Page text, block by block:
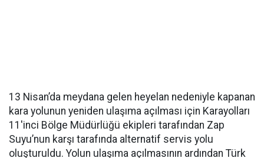
13 Nisan’da meydana gelen heyelan nedeniyle kapanan
kara yolunun yeniden ulaşıma açılması için Karayolları
11'inci Bölge Müdürlüğü ekipleri tarafından Zap
Suyu’nun karşı tarafında alternatif servis yolu
oluşturuldu. Yolun ulaşıma açılmasının ardından Türk